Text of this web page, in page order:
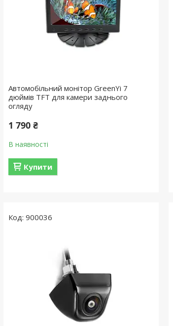
Автомобільний монітор GreenYi 7
дюймів TFT для камери заднього
огляду
1 790 ₴
В наявності
Купити
900036